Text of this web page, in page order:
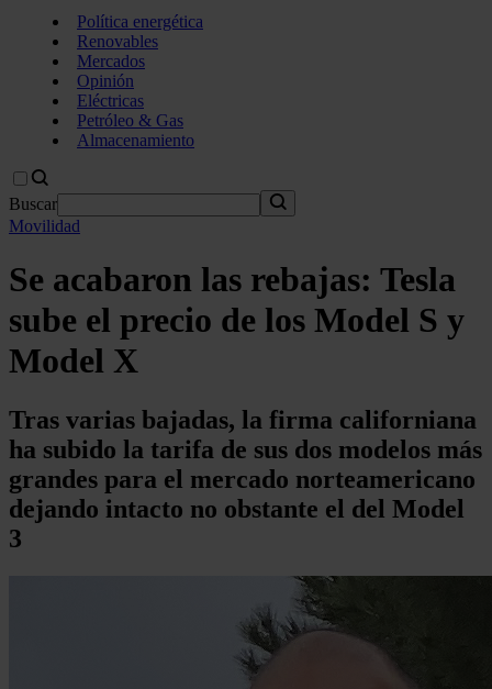
Política energética
Renovables
Mercados
Opinión
Eléctricas
Petróleo & Gas
Almacenamiento
Buscar
Movilidad
Se acabaron las rebajas: Tesla
sube el precio de los Model S y
Model X
Tras varias bajadas, la firma californiana
ha subido la tarifa de sus dos modelos más
grandes para el mercado norteamericano
dejando intacto no obstante el del Model
3